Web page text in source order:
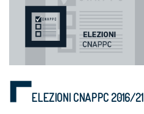
ELEZIONI CNAPPC 2016/21